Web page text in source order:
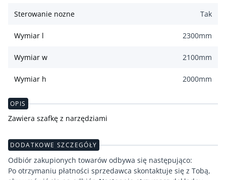
Sterowanie nozne Tak
Wymiar l 2300mm
Wymiar w 2100mm
Wymiar h 2000mm
OPIS
Zawiera szafkę z narzędziami
DODATKOWE SZCZEGÓŁY
Odbiór zakupionych towarów odbywa się następująco:
Po otrzymaniu płatności sprzedawca skontaktuje się z Tobą,